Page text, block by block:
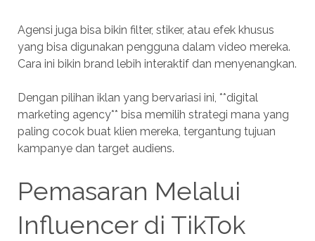
Agensi juga bisa bikin filter, stiker, atau efek khusus
yang bisa digunakan pengguna dalam video mereka.
Cara ini bikin brand lebih interaktif dan menyenangkan.
Dengan pilihan iklan yang bervariasi ini, **digital
marketing agency** bisa memilih strategi mana yang
paling cocok buat klien mereka, tergantung tujuan
kampanye dan target audiens.
Pemasaran Melalui
Influencer di TikTok